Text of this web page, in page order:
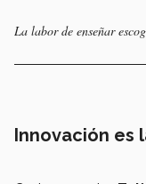
La labor de enseñar
Innovación es